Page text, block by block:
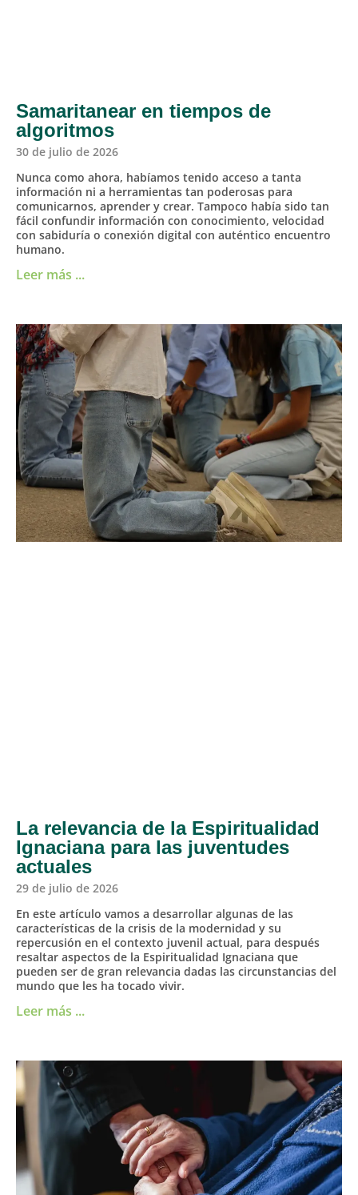
Samaritanear en tiempos de
algoritmos
30 de julio de 2026
Nunca como ahora, habíamos tenido acceso a tanta
información ni a herramientas tan poderosas para
comunicarnos, aprender y crear. Tampoco había sido tan
fácil confundir información con conocimiento, velocidad
con sabiduría o conexión digital con auténtico encuentro
humano.
Leer más ...
La relevancia de la Espiritualidad
Ignaciana para las juventudes
actuales
29 de julio de 2026
En este artículo vamos a desarrollar algunas de las
características de la crisis de la modernidad y su
repercusión en el contexto juvenil actual, para después
resaltar aspectos de la Espiritualidad Ignaciana que
pueden ser de gran relevancia dadas las circunstancias del
mundo que les ha tocado vivir.
Leer más ...